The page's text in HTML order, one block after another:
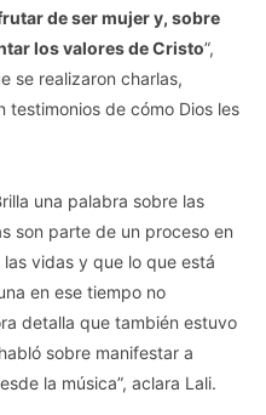
de ser mujer y, sobre
los valores de Cristo”,
se realizaron charlas,
testimonios de cómo Dios les
una palabra sobre las
son parte de un proceso en
vidas y que lo que está
en ese tiempo no
detalla que también estuvo
sobre manifestar a
la música”, aclara Lali.